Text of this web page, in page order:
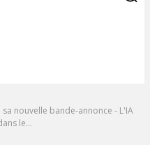
nouvelle bande-annonce - L'IA
le...